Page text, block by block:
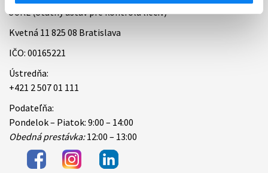
ŠÚKL (Štátny ústav pre kontrolu liečiv)
Kvetná 11 825 08 Bratislava
IČO: 00165221
Ústredňa:
+421 2 507 01 111
Podateľňa:
Pondelok – Piatok: 9:00 – 14:00
Obedná prestávka:12:00 – 13:00